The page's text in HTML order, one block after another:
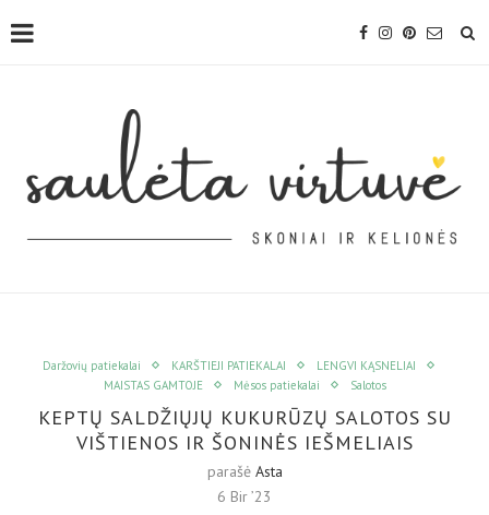
Daržovių patiekalai KARŠTIEJI PATIEKALAI
LENGVI KĄSNELIAI
MAISTAS GAMTOJE
Mėsos patiekalai Salotos
KEPTŲ SALDŽIŲJŲ KUKURŪZŲ SALOTOS SU
VIŠTIENOS IR ŠONINĖS IEŠMELIAIS
parašė Asta
6 Bir ’23